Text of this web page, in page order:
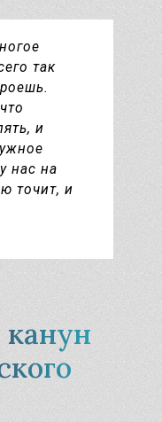
так
и
нас на
точит, и
канун